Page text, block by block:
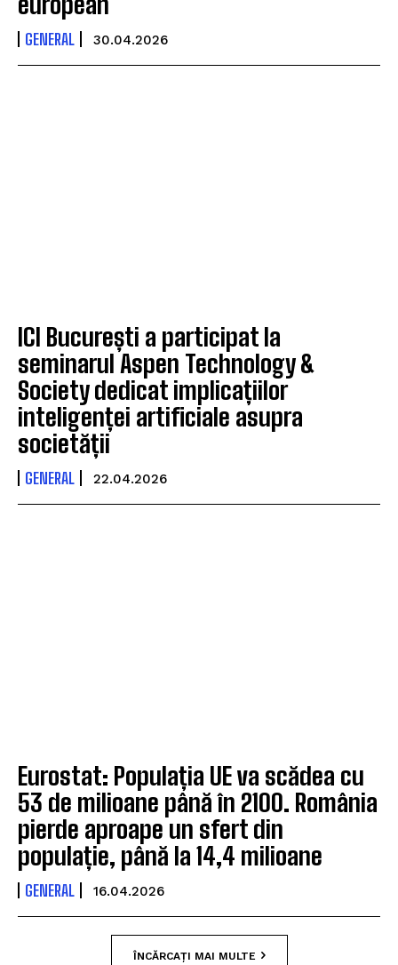
GENERAL 30.04.2026
ICI București a participat la
seminarul Aspen Technology &
Society dedicat implicațiilor
inteligenței artificiale asupra
societății
GENERAL 22.04.2026
Eurostat: Populația UE va scădea cu
53 de milioane până în 2100. România
pierde aproape un sfert din
populație, până la 14,4 milioane
GENERAL 16.04.2026
ÎNCĂRCAȚI MAI MULTE